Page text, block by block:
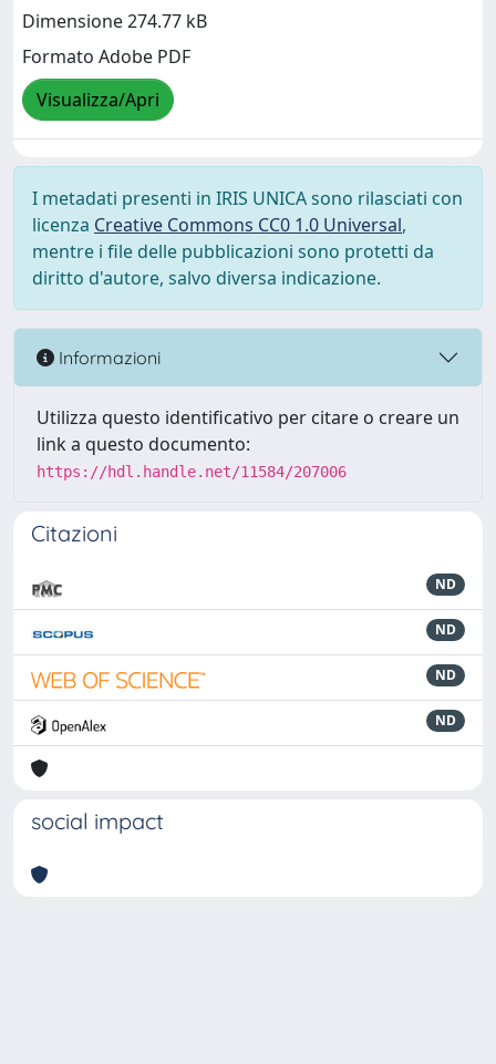
Dimensione 274.77 kB
Formato Adobe PDF
Visualizza/Apri
I metadati presenti in IRIS UNICA sono rilasciati con
licenza Creative Commons CC0 1.0 Universal,
mentre i file delle pubblicazioni sono protetti da
diritto d'autore, salvo diversa indicazione.
Informazioni
Utilizza questo identificativo per citare o creare un
link a questo documento:
https://hdl.handle.net/11584/207006
Citazioni
ND
ND
ND
ND
social impact